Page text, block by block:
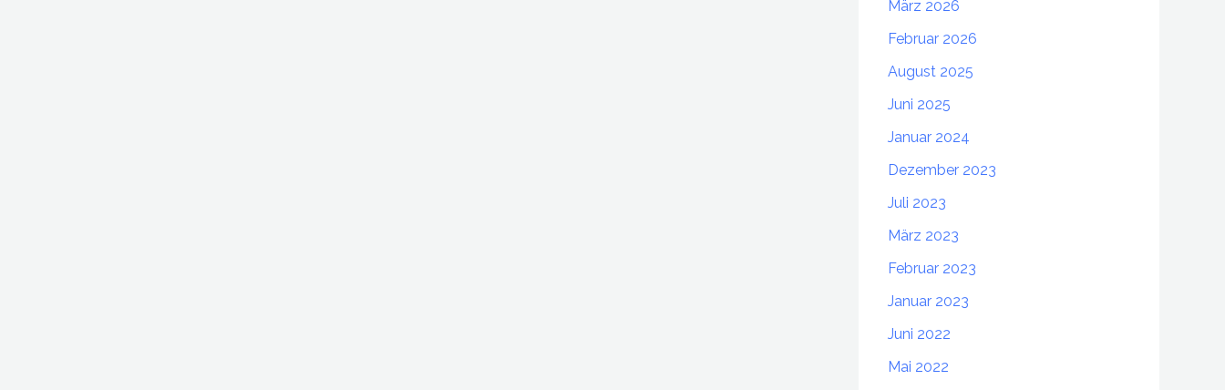
März 2026
Februar 2026
August 2025
Juni 2025
Januar 2024
Dezember 2023
Juli 2023
März 2023
Februar 2023
Januar 2023
Juni 2022
Mai 2022